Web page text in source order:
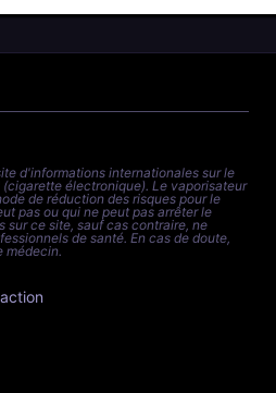
d'informations internationales sur le
électronique). Le vaporisateur
de réduction des risques pour le
pas ou qui ne peut pas arrêter le
sur ce site, sauf cas contraire, ne
de santé. En cas de doute,
médecin.